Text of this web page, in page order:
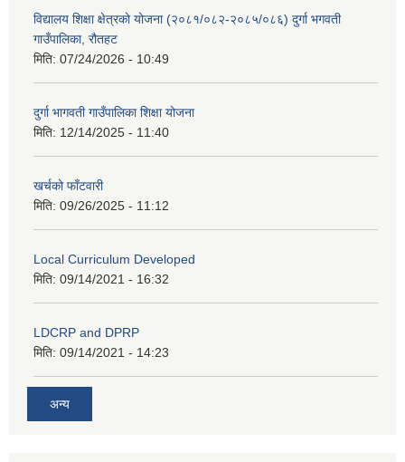
विद्यालय शिक्षा क्षेत्रको योजना (२०८१/०८२-२०८५/०८६) दुर्गा भगवती
गाउँपालिका, रौतहट
मिति: 07/24/2026 - 10:49
दुर्गा भागवती गाउँपालिका शिक्षा योजना
मिति: 12/14/2025 - 11:40
खर्चको फाँटवारी
मिति: 09/26/2025 - 11:12
Local Curriculum Developed
मिति: 09/14/2021 - 16:32
LDCRP and DPRP
मिति: 09/14/2021 - 14:23
अन्य